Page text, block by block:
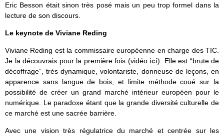
Eric Besson était sinon très posé mais un peu trop formel dans la
lecture de son discours.
Le keynote de Viviane Reding
Viviane Reding est la commissaire européenne en charge des TIC.
Je la découvrais pour la première fois (vidéo ici). Elle est “brute de
décoffrage”, très dynamique, volontariste, donneuse de leçons, en
apparence sans langue de bois, et limite méthode coué sur la
possibilité de créer un grand marché intérieur européen pour le
numérique. Le paradoxe étant que la grande diversité culturelle de
ce marché est une sacrée barrière.
Avec une vision très régulatrice du marché et centrée sur les